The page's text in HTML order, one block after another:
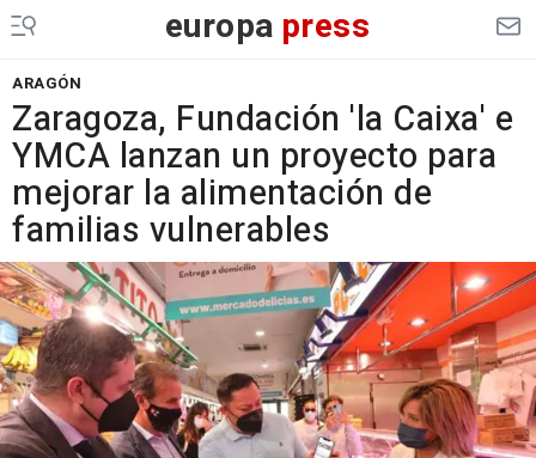
europa press
ARAGÓN
Zaragoza, Fundación 'la Caixa' e
YMCA lanzan un proyecto para
mejorar la alimentación de
familias vulnerables